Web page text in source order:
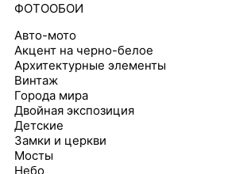
ФОТООБОИ
Авто-мото
Акцент на черно-белое
Архитектурные элементы
Винтаж
Города мира
Двойная экспозиция
Детские
Замки и церкви
Мосты
Небо